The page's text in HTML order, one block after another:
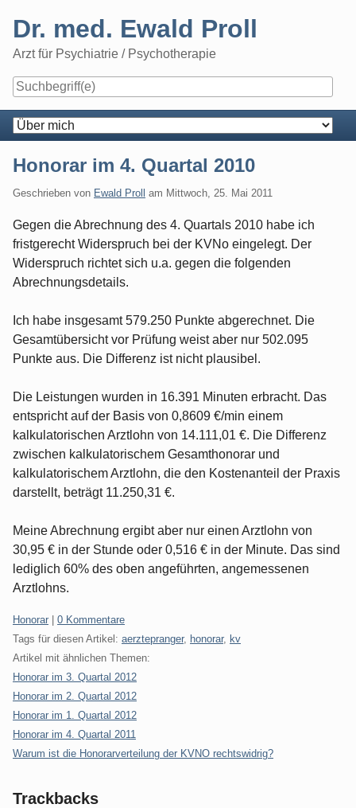
content
Dr. med. Ewald Proll
Arzt für Psychiatrie / Psychotherapie
Navigation
Honorar im 4. Quartal 2010
Geschrieben von Ewald Proll am Mittwoch, 25. Mai 2011
Gegen die Abrechnung des 4. Quartals 2010 habe ich
fristgerecht Widerspruch bei der KVNo eingelegt. Der
Widerspruch richtet sich u.a. gegen die folgenden
Abrechnungsdetails.
Ich habe insgesamt 579.250 Punkte abgerechnet. Die
Gesamtübersicht vor Prüfung weist aber nur 502.095
Punkte aus. Die Differenz ist nicht plausibel.
Die Leistungen wurden in 16.391 Minuten erbracht. Das
entspricht auf der Basis von 0,8609 €/min einem
kalkulatorischen Arztlohn von 14.111,01 €. Die Differenz
zwischen kalkulatorischem Gesamthonorar und
kalkulatorischem Arztlohn, die den Kostenanteil der Praxis
darstellt, beträgt 11.250,31 €.
Meine Abrechnung ergibt aber nur einen Arztlohn von
30,95 € in der Stunde oder 0,516 € in der Minute. Das sind
lediglich 60% des oben angeführten, angemessenen
Arztlohns.
Kategorien:
Honorar
0 Kommentare
Tags für diesen Artikel: aerztepranger, honorar, kv
Artikel mit ähnlichen Themen:
Honorar im 3. Quartal 2012
Honorar im 2. Quartal 2012
Honorar im 1. Quartal 2012
Honorar im 4. Quartal 2011
Warum ist die Honorarverteilung der KVNO rechtswidrig?
Trackbacks